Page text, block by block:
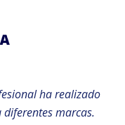
ha realizado
marcas.